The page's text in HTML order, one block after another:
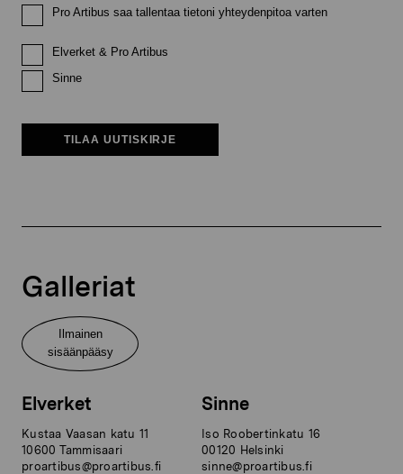
Pro Artibus saa tallentaa tietoni yhteydenpitoa varten
Elverket & Pro Artibus
Sinne
TILAA UUTISKIRJE
Galleriat
Ilmainen
sisäänpääsy
Elverket
Kustaa Vaasan katu 11
10600 Tammisaari
proartibus@proartibus.fi
Sinne
Iso Roobertinkatu 16
00120 Helsinki
sinne@proartibus.fi